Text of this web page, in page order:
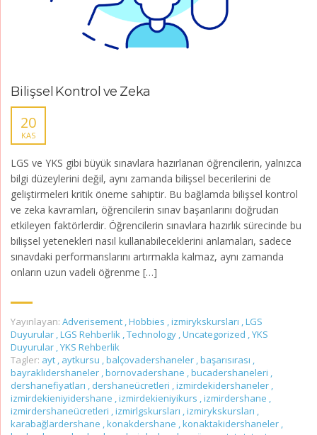
Bilişsel Kontrol ve Zeka
20
KAS
LGS ve YKS gibi büyük sınavlara hazırlanan öğrencilerin, yalnızca
bilgi düzeylerini değil, aynı zamanda bilişsel becerilerini de
geliştirmeleri kritik öneme sahiptir. Bu bağlamda bilişsel kontrol
ve zeka kavramları, öğrencilerin sınav başarılarını doğrudan
etkileyen faktörlerdir. Öğrencilerin sınavlara hazırlık sürecinde bu
bilişsel yetenekleri nasıl kullanabileceklerini anlamaları, sadece
sınavdaki performanslarını artırmakla kalmaz, aynı zamanda
onların uzun vadeli öğrenme […]
Yayınlayan: Adverisement ,Hobbies ,izmirykskursları ,LGS
Duyurular ,LGS Rehberlik ,Technology ,Uncategorized ,YKS
Duyurular ,YKS Rehberlik
Tagler: ayt , aytkursu ,balçovadershaneler ,başarısırası ,
bayraklıdershaneler ,bornovadershane ,bucadershaneleri ,
dershanefiyatları , dershaneücretleri ,izmirdekidershaneler ,
izmirdekieniyidershane ,izmirdekieniyikurs ,izmirdershane ,
izmirdershaneücretleri ,izmirlgskursları ,izmirykskursları ,
karabağlardershane ,konakdershane ,konaktakidershaneler ,